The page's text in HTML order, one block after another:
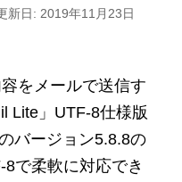
新日: 2019年11月23日
をメールで送信す
Lite」UTF-8仕様版
バージョン5.8.8の
で柔軟に対応でき